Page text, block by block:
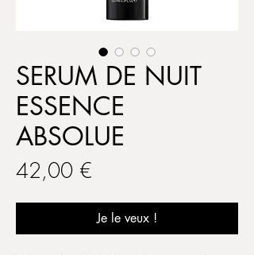
SERUM DE NUIT
ESSENCE
ABSOLUE
42,00 €
Je le veux !